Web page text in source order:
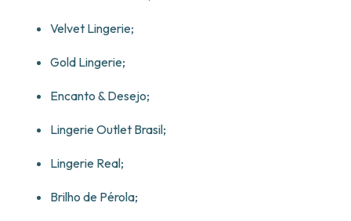
Velvet Lingerie;
Gold Lingerie;
Encanto & Desejo;
Lingerie Outlet Brasil;
Lingerie Real;
Brilho de Pérola;